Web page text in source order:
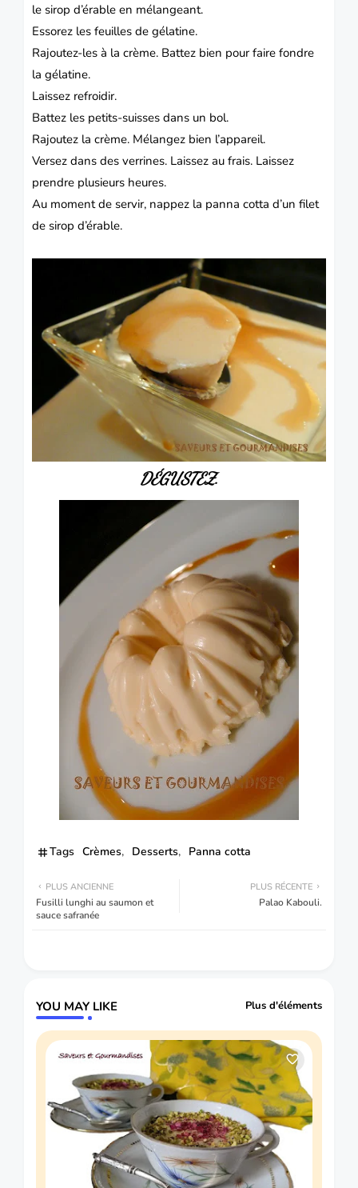
le sirop d’érable en mélangeant.
Essorez les feuilles de gélatine.
Rajoutez-les à la crème. Battez bien pour faire fondre
la gélatine.
Laissez refroidir.
Battez les petits-suisses dans un bol.
Rajoutez la crème. Mélangez bien l’appareil.
Versez dans des verrines. Laissez au frais. Laissez
prendre plusieurs heures.
Au moment de servir, nappez la panna cotta d’un filet
de sirop d’érable.
DÉGUSTEZ.
Tags Crèmes Desserts Panna cotta
PLUS RÉCENTE
Palao Kabouli.
PLUS ANCIENNE
Fusilli lunghi au saumon et
sauce safranée
YOU MAY LIKE Plus d'éléments